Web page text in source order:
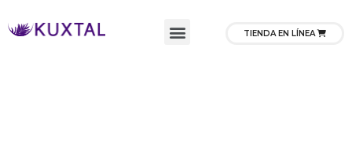
TIENDA EN LÍNEA